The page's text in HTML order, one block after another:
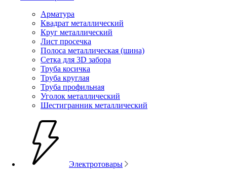
Арматура
Квадрат металлический
Круг металлический
Лист просечка
Полоса металлическая (шина)
Сетка для 3D забора
Труба косичка
Труба круглая
Труба профильная
Уголок металлический
Шестигранник металлический
Электротовары